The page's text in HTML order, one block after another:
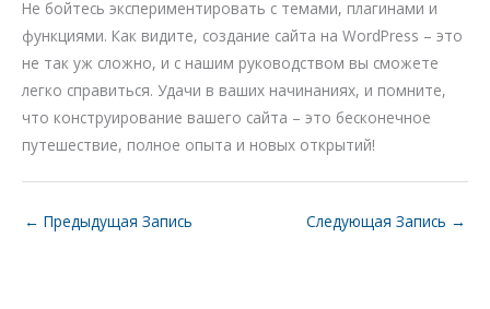
Не бойтесь экспериментировать с темами, плагинами и
функциями. Как видите, создание сайта на WordPress – это
не так уж сложно, и с нашим руководством вы сможете
легко справиться. Удачи в ваших начинаниях, и помните,
что конструирование вашего сайта – это бесконечное
путешествие, полное опыта и новых открытий!
← Предыдущая Запись Следующая Запись →